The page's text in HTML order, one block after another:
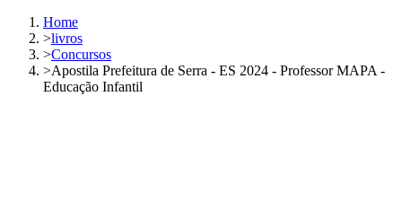
Home
>livros
>Concursos
>Apostila Prefeitura de Serra - ES 2024 - Professor MAPA -
Educação Infantil